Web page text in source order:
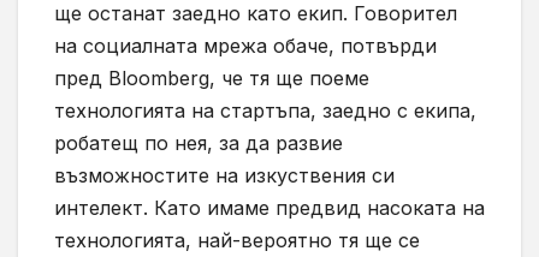
ще останат заедно като екип. Говорител
на социалната мрежа обаче, потвърди
пред Bloomberg, че тя ще поеме
технологията на стартъпа, заедно с екипа,
робатещ по нея, за да развие
възможностите на изкуствения си
интелект. Като имаме предвид насоката на
технологията, най-вероятно тя ще се